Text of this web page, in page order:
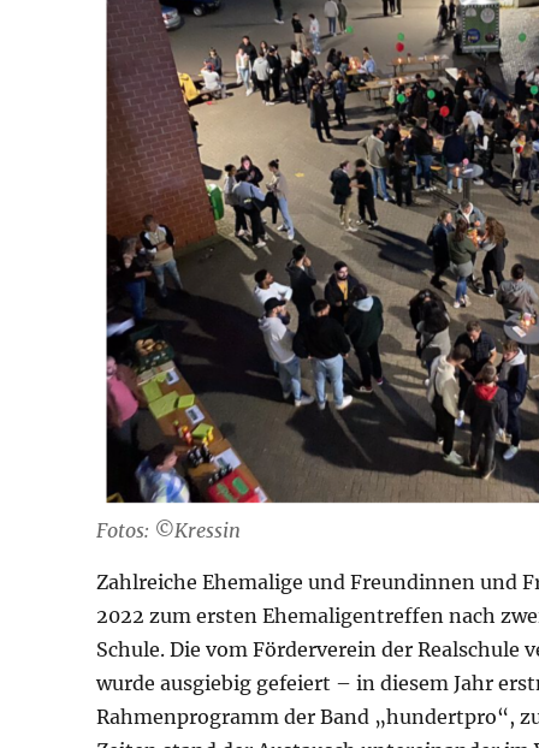
Fotos: ©Kressin
Zahlreiche Ehemalige und Freundinnen und
2022 zum ersten Ehemaligentreffen nach
Schule. Die vom Förderverein der
wurde ausgiebig gefeiert – in diesem Jahr
Rahmenprogramm der Band „hundertpro“,